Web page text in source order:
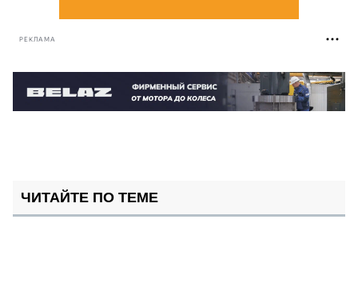
РЕКЛАМА
ЧИТАЙТЕ ПО ТЕМЕ